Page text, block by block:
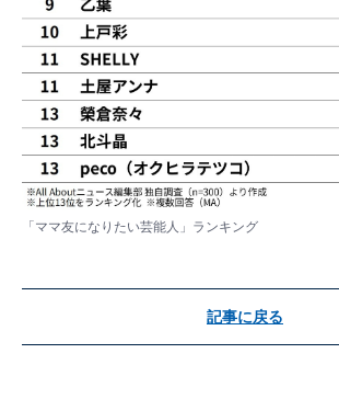
「ママ友になりたい芸能人」ランキング
記事に戻る